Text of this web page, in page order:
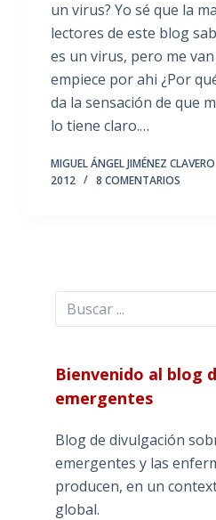
un virus? Yo sé que la
lectores de este blog
es un virus, pero me
empiece por ahi ¿Por
da la sensación de que
lo tiene claro.…
MIGUEL ÁNGEL JIMÉNEZ CLAVERO
2012
8 COMENTARIOS
Buscar
Bienvenido al blog
emergentes
Blog de divulgación
emergentes y las
producen, en un
global.